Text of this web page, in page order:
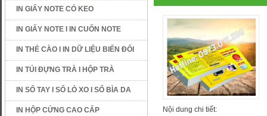
IN GIẤY NOTE CÓ KEO
IN GIẤY NOTE I IN CUỐN NOTE
IN THẺ CÀO I IN DỮ LIỆU BIẾN ĐỔI
IN TÚI ĐỰNG TRÀ I HỘP TRÀ
IN SỔ TAY I SỔ LÒ XO I SỔ BÌA DA
IN HỘP CỨNG CAO CẤP Nội dung chi tiết: